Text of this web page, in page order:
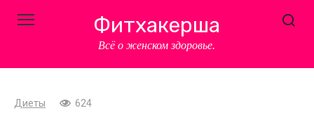
Фитхакерша
Всё о женском здоровье.
Диеты 624